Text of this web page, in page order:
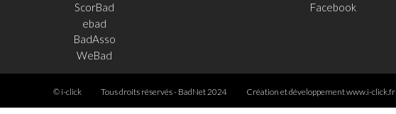
ScorBad
ebad
BadAsso
WeBad
Facebook
© i-click Tous droits réservés - BadNet 2024 Création et développementwww.i-click.fr